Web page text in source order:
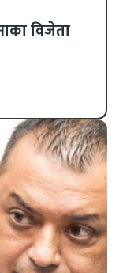
विजेता